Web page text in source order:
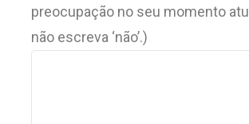
preocupação no seu momento
não escreva ‘não’.)